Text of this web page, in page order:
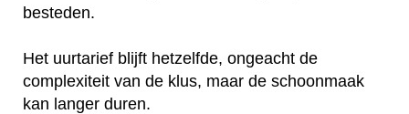
besteden.
Het uurtarief blijft hetzelfde, ongeacht de
complexiteit van de klus, maar de schoonmaak
kan langer duren.